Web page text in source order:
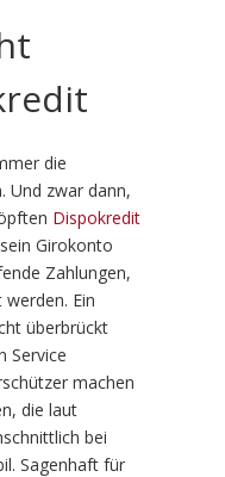
die
Und zwar dann,
Dispokredit
Girokonto
Zahlungen,
Ein
überbrückt
Service
machen
die laut
bei
Sagenhaft für